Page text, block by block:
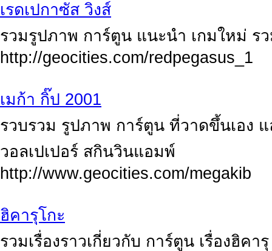
เรดเปกาซัส วิงส์
รวมรูปภาพ การ์ตูน แนะนำ เกมใหม่ ร
http://geocities.com/redpegasus_1
เมก้า กิ๊ป 2001
รวบรวม รูปภาพ การ์ตูน ที่วาดขึ้นเอง
วอลเปเปอร์ สกินวินแอมพ์
http://www.geocities.com/megakib
ฮิคารุโกะ
รวมเรื่องราวเกี่ยวกับ การ์ตูน เรื่องฮิค